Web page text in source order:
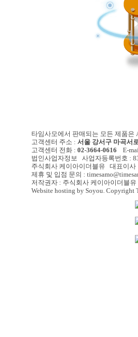
타임사모에서 판매되는 모든 제품은
고객센터 주소 : 서울 강서구 마곡서
고객센터 전화 : 02-3664-0616 E-
법인사업자정보 사업자등록번호 :
주식회사 케이아이더블유 대표이
제휴 및 입점 문의 :
저작권자 : 주식회사 케이아이더블
Website hosting by Soyou. Copyright